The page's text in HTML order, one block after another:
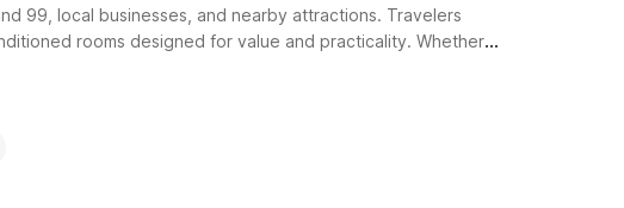
99, local businesses, and nearby attractions. Travelers
rooms designed for value and practicality. Whether
and welcoming.